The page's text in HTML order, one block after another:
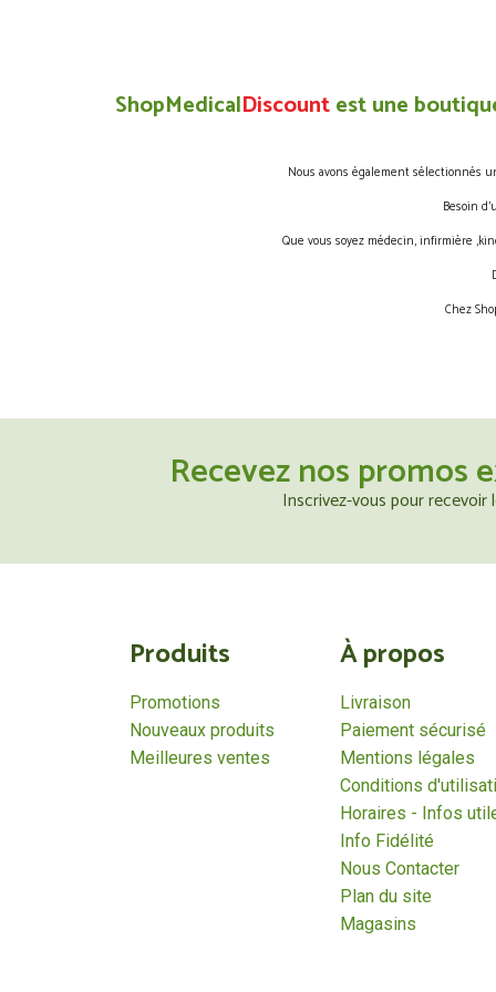
ShopMedicalDiscountest une
Nous avons également sélectionnés
Besoin
Que vous soyez médecin, infirmière
Chez
Recevez nos promos
Inscrivez-vous pour
Produits
Promotions
Nouveaux produits
Meilleures ventes
À propos
Livraison
Paiement sécurisé
Mentions légales
Conditions
Horaires - Infos
Info Fidélité
Nous Contacter
Plan du site
Magasins